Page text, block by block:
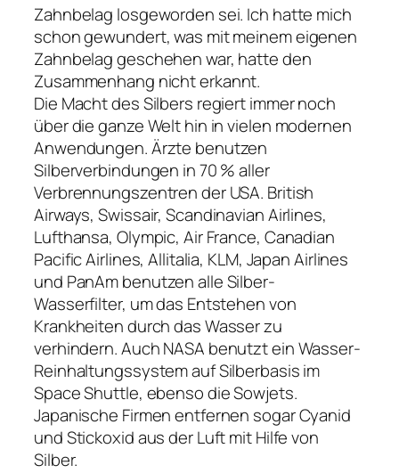
Zahnbelag losgeworden sei. Ich hatte mich
schon gewundert, was mit meinem eigenen
Zahnbelag geschehen war, hatte den
Zusammenhang nicht erkannt.
Die Macht des Silbers regiert immer noch
über die ganze Welt hin in vielen modernen
Anwendungen. Ärzte benutzen
Silberverbindungen in 70 % aller
Verbrennungszentren der USA. British
Airways, Swissair, Scandinavian Airlines,
Lufthansa, Olympic, Air France, Canadian
Pacific Airlines, Allitalia, KLM, Japan Airlines
und PanAm benutzen alle Silber-
Wasserfilter, um das Entstehen von
Krankheiten durch das Wasser zu
verhindern. Auch NASA benutzt ein Wasser-
Reinhaltungssystem auf Silberbasis im
Space Shuttle, ebenso die Sowjets.
Japanische Firmen entfernen sogar Cyanid
und Stickoxid aus der Luft mit Hilfe von
Silber.